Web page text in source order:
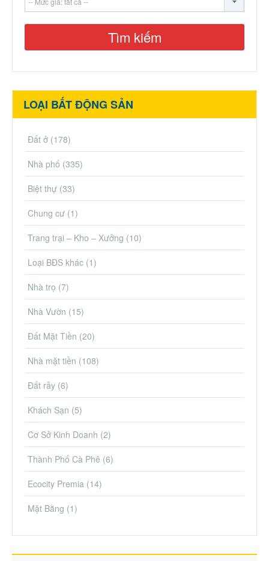
LOẠI BẤT ĐỘNG SẢN
Đất ở (178)
Nhà phố (335)
Biệt thự (33)
Chung cư (1)
Trang trại – Kho – Xưởng (10)
Loại BĐS khác (1)
Nhà trọ (7)
Nhà Vườn (15)
Đất Mặt Tiền (20)
Nhà mặt tiền (108)
Đất rẫy (6)
Khách Sạn (5)
Cơ Sở Kinh Doanh (2)
Thành Phố Cà Phê (6)
Ecocity Premia (14)
Mặt Bằng (1)